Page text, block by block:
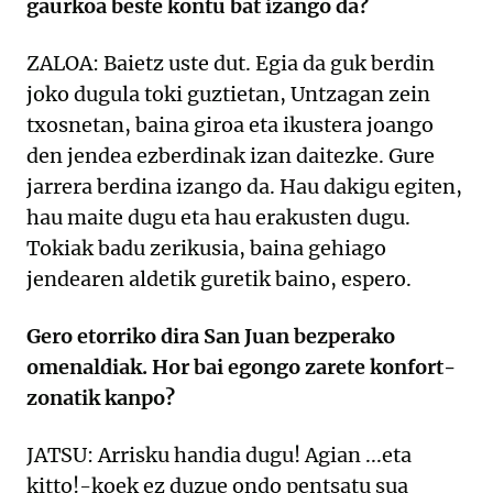
gaurkoa beste kontu bat izango da?
ZALOA: Baietz uste dut. Egia da guk berdin
joko dugula toki guztietan, Untzagan zein
txosnetan, baina giroa eta ikustera joango
den jendea ezberdinak izan daitezke. Gure
jarrera berdina izango da. Hau dakigu egiten,
hau maite dugu eta hau erakusten dugu.
Tokiak badu zerikusia, baina gehiago
jendearen aldetik guretik baino, espero.
Gero etorriko dira San Juan bezperako
omenaldiak. Hor bai egongo zarete konfort-
zonatik kanpo?
JATSU: Arrisku handia dugu! Agian ...eta
kitto!-koek ez duzue ondo pentsatu sua